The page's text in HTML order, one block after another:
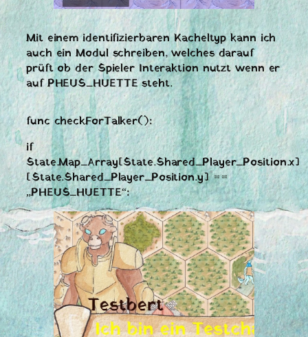
Mit einem identifizierbaren Kacheltyp kann ich
auch ein Modul schreiben, welches darauf
prüft ob der Spieler Interaktion nutzt wenn er
auf PHEUS_HUETTE steht.
func checkForTalker():
if
State.Map_Array[State.Shared_Player_Position.x]
[State.Shared_Player_Position.y] ==
„PHEUS_HUETTE“: